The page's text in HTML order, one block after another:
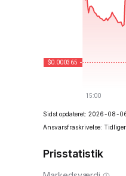
Sidst opdateret: 2026-08-
Ansvarsfraskrivelse:
Prisstatistik